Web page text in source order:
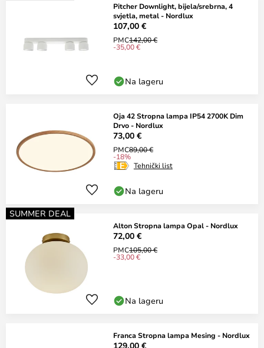
Pitcher Downlight, bijela/srebrna, 4
svjetla, metal - Nordlux
107,00 €
PMC142,00 €
-35,00 €
Na lageru
Oja 42 Stropna lampa IP54 2700K Dim
Drvo - Nordlux
73,00 €
PMC89,00 €
-18%
Tehnički list
Na lageru
SUMMER DEAL
Alton Stropna lampa Opal - Nordlux
72,00 €
PMC105,00 €
-33,00 €
Na lageru
Franca Stropna lampa Mesing - Nordlux
129,00 €